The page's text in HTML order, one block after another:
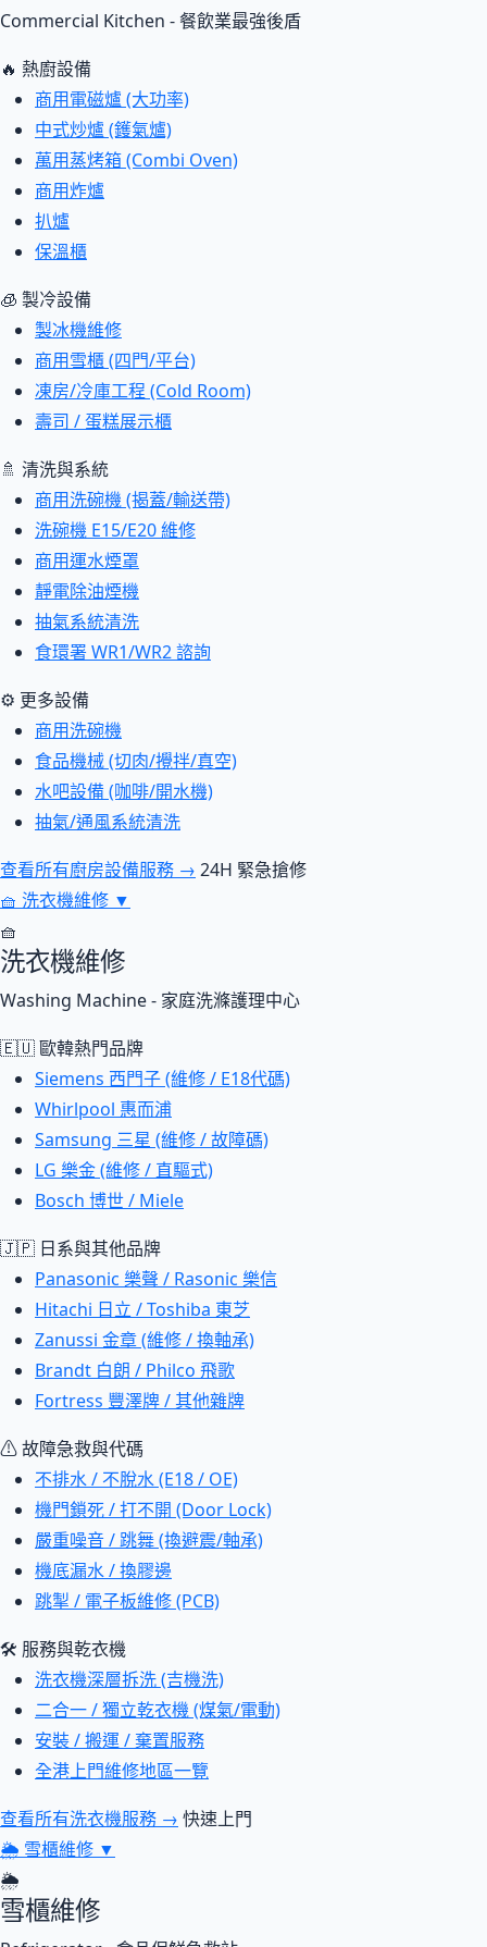
Commercial Kitchen - 餐飲業最強後盾
🔥 熱廚設備
商用電磁爐 (大功率)
中式炒爐 (鑊氣爐)
萬用蒸烤箱 (Combi Oven)
商用炸爐
扒爐
保溫櫃
🧊 製冷設備
製冰機維修
商用雪櫃 (四門/平台)
凍房/冷庫工程 (Cold Room)
壽司 / 蛋糕展示櫃
🚿 清洗與系統
商用洗碗機 (揭蓋/輸送帶)
洗碗機 E15/E20 維修
商用運水煙罩
靜電除油煙機
抽氣系統清洗
食環署 WR1/WR2 諮詢
⚙ 更多設備
商用洗碗機
食品機械 (切肉/攪拌/真空)
水吧設備 (咖啡/開水機)
抽氣/通風系統清洗
查看所有廚房設備服務 → 24H 緊急搶修
🧺 洗衣機維修 ▼
🧺
洗衣機維修
Washing Machine - 家庭洗滌護理中心
🇪🇺 歐韓熱門品牌
Siemens 西門子 (維修 / E18代碼)
Whirlpool 惠而浦
Samsung 三星 (維修 / 故障碼)
LG 樂金 (維修 / 直驅式)
Bosch 博世 / Miele
🇯🇵 日系與其他品牌
Panasonic 樂聲 / Rasonic 樂信
Hitachi 日立 / Toshiba 東芝
Zanussi 金章 (維修 / 換軸承)
Brandt 白朗 / Philco 飛歌
Fortress 豐澤牌 / 其他雜牌
⚠ 故障急救與代碼
不排水 / 不脫水 (E18 / OE)
機門鎖死 / 打不開 (Door Lock)
嚴重噪音 / 跳舞 (換避震/軸承)
機底漏水 / 換膠邊
跳掣 / 電子板維修 (PCB)
🛠 服務與乾衣機
洗衣機深層拆洗 (吉機洗)
二合一 / 獨立乾衣機 (煤氣/電動)
安裝 / 搬運 / 棄置服務
全港上門維修地區一覽
查看所有洗衣機服務 → 快速上門
🌦 雪櫃維修 ▼
🌦
雪櫃維修